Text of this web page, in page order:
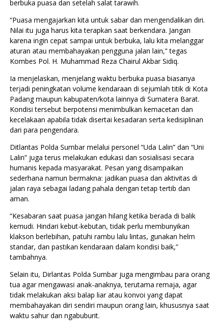
berbuka puasa dan setelah salat tarawih.
“Puasa mengajarkan kita untuk sabar dan mengendalikan diri.
Nilai itu juga harus kita terapkan saat berkendara. Jangan
karena ingin cepat sampai untuk berbuka, lalu kita melanggar
aturan atau membahayakan pengguna jalan lain,” tegas
Kombes Pol. H. Muhammad Reza Chairul Akbar Sidiq.
Ia menjelaskan, menjelang waktu berbuka puasa biasanya
terjadi peningkatan volume kendaraan di sejumlah titik di Kota
Padang maupun kabupaten/kota lainnya di Sumatera Barat.
Kondisi tersebut berpotensi menimbulkan kemacetan dan
kecelakaan apabila tidak disertai kesadaran serta kedisiplinan
dari para pengendara.
Ditlantas Polda Sumbar melalui personel “Uda Lalin” dan “Uni
Lalin” juga terus melakukan edukasi dan sosialisasi secara
humanis kepada masyarakat. Pesan yang disampaikan
sederhana namun bermakna: jadikan puasa dan aktivitas di
jalan raya sebagai ladang pahala dengan tetap tertib dan
aman.
“Kesabaran saat puasa jangan hilang ketika berada di balik
kemudi. Hindari kebut-kebutan, tidak perlu membunyikan
klakson berlebihan, patuhi rambu lalu lintas, gunakan helm
standar, dan pastikan kendaraan dalam kondisi baik,”
tambahnya.
Selain itu, Dirlantas Polda Sumbar juga mengimbau para orang
tua agar mengawasi anak-anaknya, terutama remaja, agar
tidak melakukan aksi balap liar atau konvoi yang dapat
membahayakan diri sendiri maupun orang lain, khususnya saat
waktu sahur dan ngabuburit.